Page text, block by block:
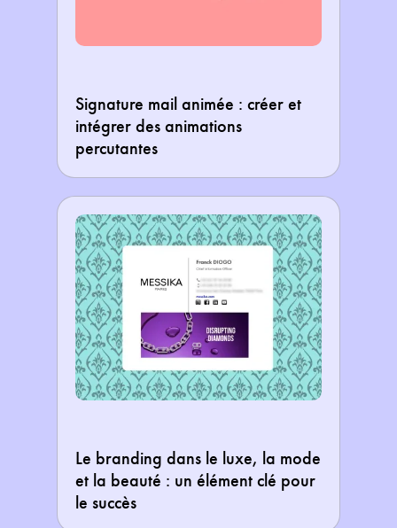
Signature mail animée : créer et
intégrer des animations
percutantes
Le branding dans le luxe, la mode
et la beauté : un élément clé pour
le succès